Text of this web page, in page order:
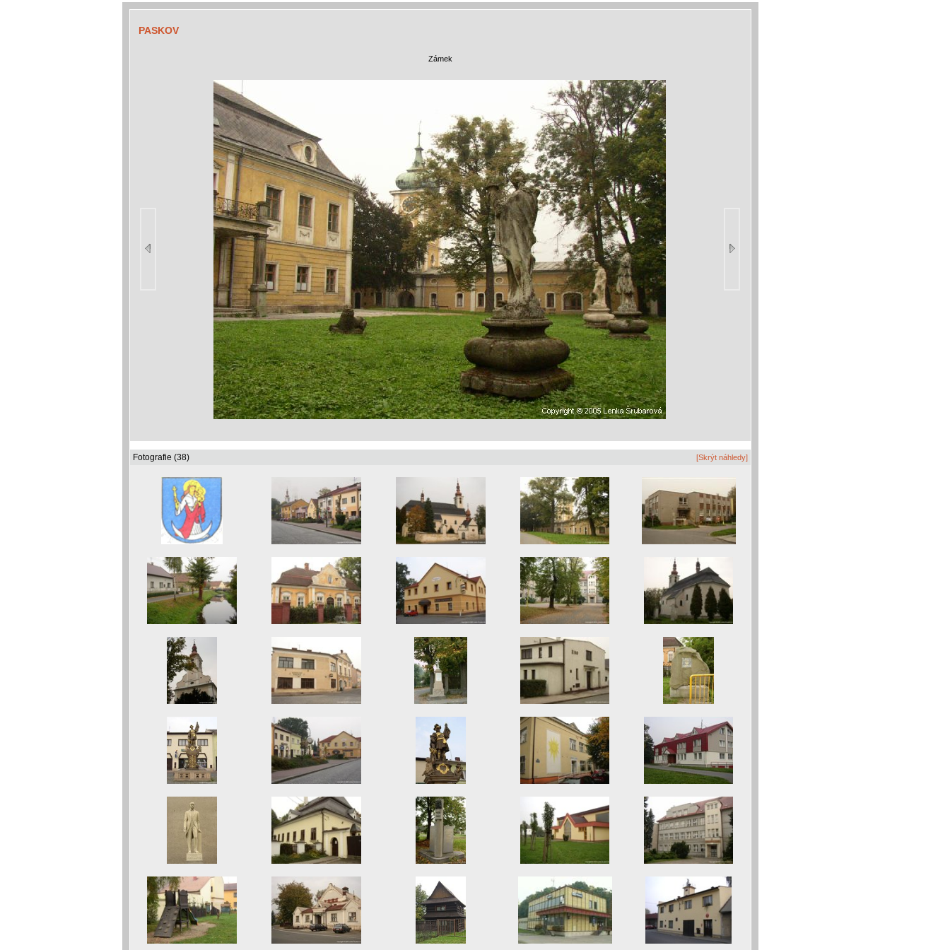
PASKOV
Zámek
Fotografie (38) [Skrýt náhledy]